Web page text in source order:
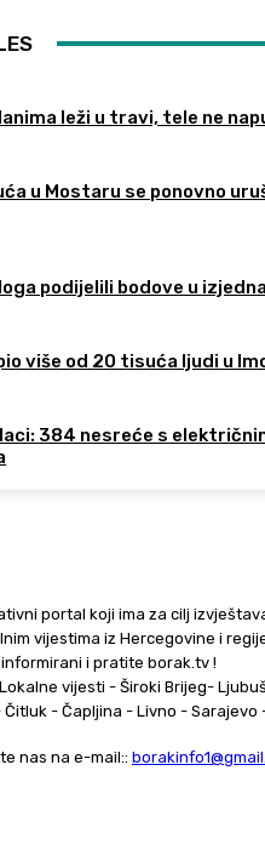
leži u travi, tele ne
u Mostaru se ponovno
podijelili bodove u
više od 20 tisuća ljudi u
384 nesreće s
portal koji ima za cilj
vijestima iz Hercegovine i
informirani i pratite borak.tv !
vijesti - Široki Brijeg-
- Čapljina - Livno - Sarajevo
nas na e-mail::